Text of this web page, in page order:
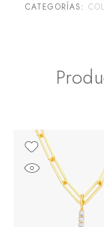
CATEGORÍAS: